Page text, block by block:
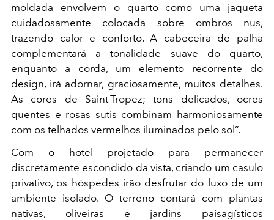
moldada envolvem o quarto como uma jaqueta
cuidadosamente colocada sobre ombros nus,
trazendo calor e conforto. A cabeceira de palha
complementará a tonalidade suave do quarto,
enquanto a corda, um elemento recorrente do
design, irá adornar, graciosamente, muitos detalhes.
As cores de Saint-Tropez; tons delicados, ocres
quentes e rosas sutis combinam harmoniosamente
com os telhados vermelhos iluminados pelo sol”.
Com o hotel projetado para permanecer
discretamente escondido da vista, criando um casulo
privativo, os hóspedes irão desfrutar do luxo de um
ambiente isolado. O terreno contará com plantas
nativas, oliveiras e jardins paisagísticos